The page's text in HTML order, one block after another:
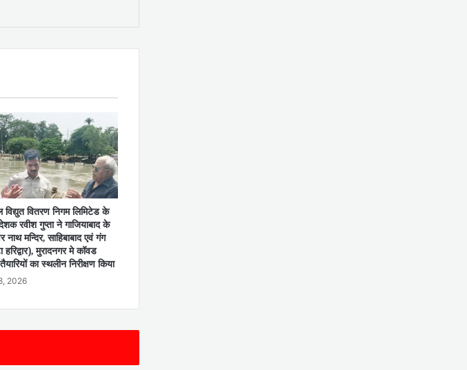
विद्युत वितरण निगम लिमिटेड के
रवीश गुप्ता ने गाजियाबाद के
नाथ मन्दिर, साहिबाबाद एवं गंग
हरिद्वार), मुरादनगर मे कॉवड
का स्थलीन निरीक्षण किया
2026